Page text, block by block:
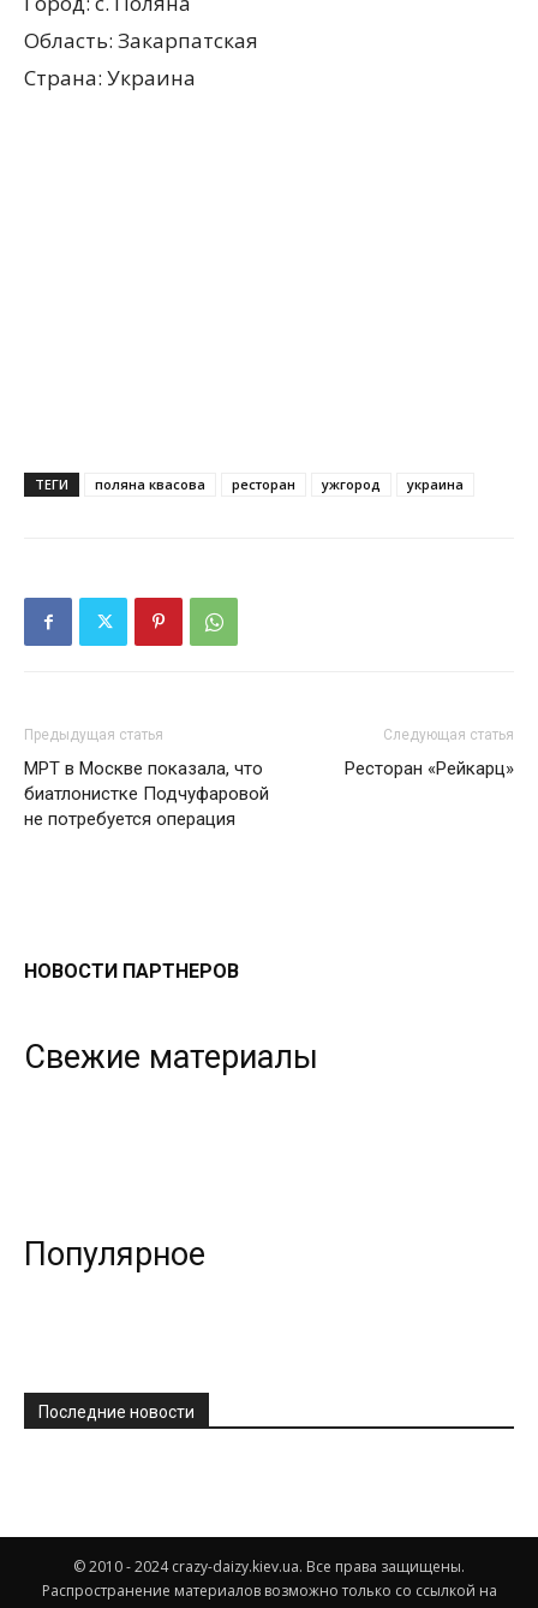
Область: Закарпатская
Страна: Украина
ТЕГИ поляна квасова ресторан ужгород украина
Предыдущая статья
МРТ в Москве показала, что
биатлонистке Подчуфаровой
не потребуется операция
Следующая статья
Ресторан «Рейкарц»
НОВОСТИ ПАРТНЕРОВ
Свежие материалы
Популярное
Последние новости
© 2010 - 2024 crazy-daizy.kiev.ua. Все права защищены.
Распространение материалов возможно только со ссылкой на